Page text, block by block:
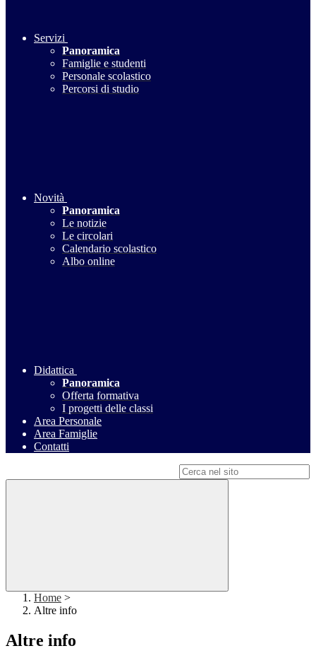
Servizi
Panoramica
Famiglie e studenti
Personale scolastico
Percorsi di studio
Novità
Panoramica
Le notizie
Le circolari
Calendario scolastico
Albo online
Didattica
Panoramica
Offerta formativa
I progetti delle classi
Area Personale
Area Famiglie
Contatti
Home >
Altre info
Altre info